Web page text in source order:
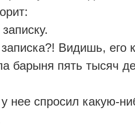
Видишь, его
барыня пять тысяч
нее спросил какую-